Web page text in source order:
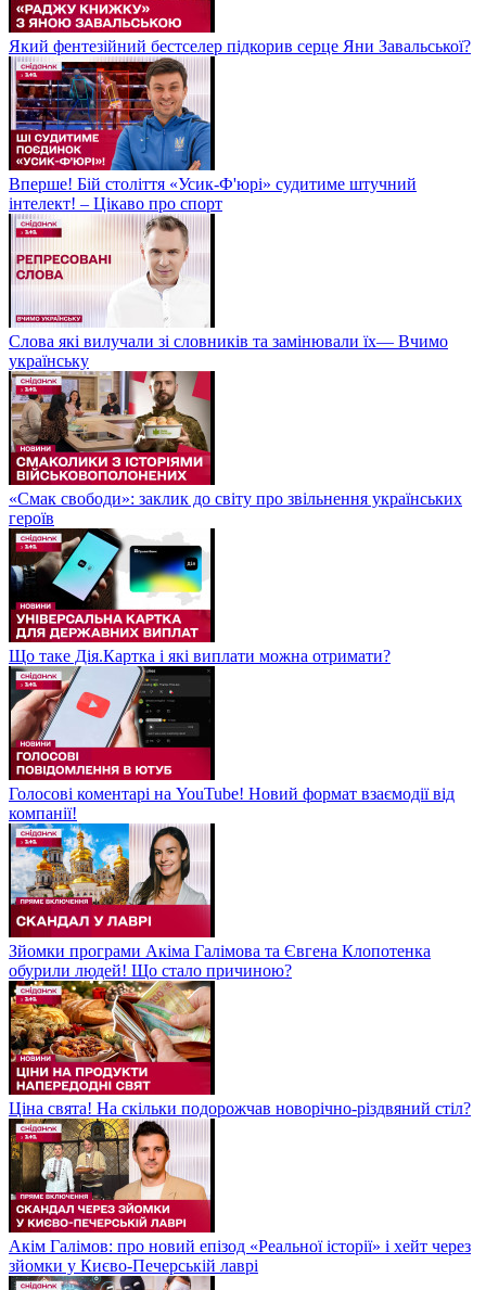
Який фентезійний бестселер підкорив серце Яни Завальської?
Вперше! Бій століття «Усик-Ф'юрі» судитиме штучний
інтелект! – Цікаво про спорт
Слова які вилучали зі словників та замінювали їх— Вчимо
українську
«Смак свободи»: заклик до світу про звільнення українських
героїв
Що таке Дія.Картка і які виплати можна отримати?
Голосові коментарі на YouTube! Новий формат взаємодії від
компанії!
Зйомки програми Акіма Галімова та Євгена Клопотенка
обурили людей! Що стало причиною?
Ціна свята! На скільки подорожчав новорічно-різдвяний стіл?
Акім Галімов: про новий епізод «Реальної історії» і хейт через
зйомки у Києво-Печерській лаврі